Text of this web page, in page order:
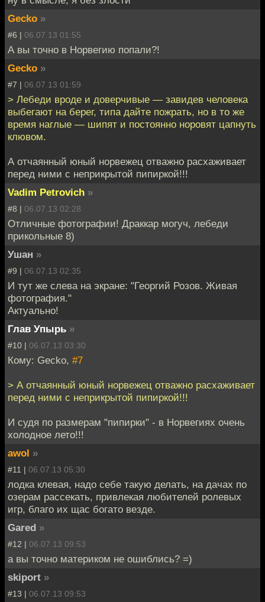
Gecko »
#6 | 06.07.13 01:55
А вы точно в Норвегию попали?!
Gecko »
#7 | 06.07.13 01:59
> Лебеди вроде и доверчивые — завидев человека
выбегают на берег, типа дайте пожрать, но в то же
время наглые — шипят и постоянно норовят цапнуть
клювом.
А отчаянный юный норвежец отважно расхаживает
перед ними с неприкрытой пипиркой!!!
Vadim Petrovich »
#8 | 06.07.13 02:28
Отличные фотографии! Драккар могуч, лебеди
прикольные 8)
Ушан »
#9 | 06.07.13 02:35
И тут же слева на экране: "Георгий Розов. Живая
фотография."
Актуально!
Глав Упырь »
#10 | 06.07.13 03:30
Кому: Gecko, #7
> А отчаянный юный норвежец отважно расхаживает
перед ними с неприкрытой пипиркой!!!
И судя по размерам "пипирки" - в Норвегиях очень
холодное лето!!!
awol »
#11 | 06.07.13 05:30
лодка клевая, надо себе такую делать, на дачах по
озерам рассекать, привлекая любителей ролевых
игр, благо их щас богато везде.
Gared »
#12 | 06.07.13 09:53
а вы точно материком не ошиблись? =)
skiport »
#13 | 06.07.13 09:53